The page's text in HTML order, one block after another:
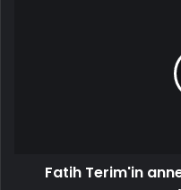
Fatih Terim'in